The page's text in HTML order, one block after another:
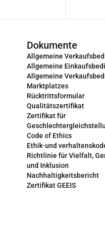
Dokumente
Allgemeine
Allgemeine
Allgemeine
Marktplatzes
Rücktrittsformular
Qualitätszertifikat
Zertifikat für
Code of Ethics
Ethik-und
Richtlinie für Vielfalt,
und Inklusion
Nachhaltigkeitsbericht
Zertifikat GEEIS